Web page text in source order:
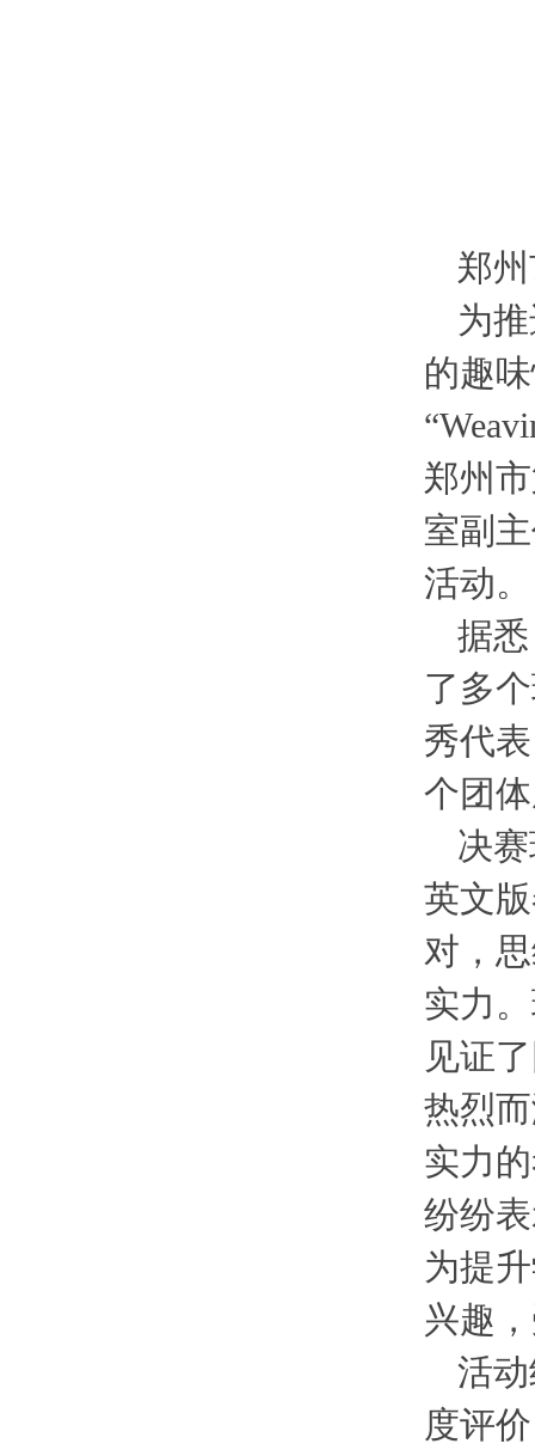
郑
为
的趣
郑州
室副
活动。
据
了多
秀代
个团
决
英文
对，
实力
见证
热烈
实力
纷纷
为提
兴趣
活
度评